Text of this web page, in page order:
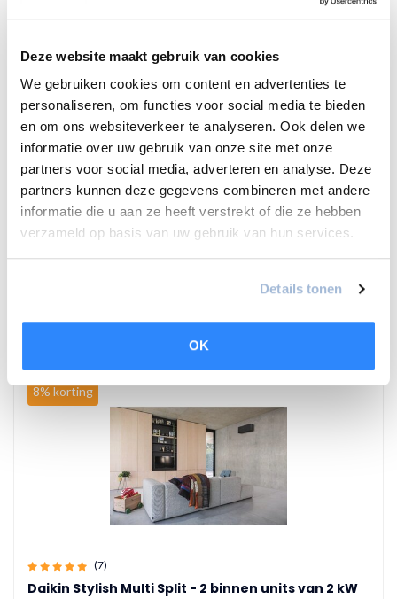
Deze website maakt gebruik van cookies
We gebruiken cookies om content en advertenties te
personaliseren, om functies voor social media te bieden
en om ons websiteverkeer te analyseren. Ook delen we
informatie over uw gebruik van onze site met onze
partners voor social media, adverteren en analyse. Deze
partners kunnen deze gegevens combineren met andere
informatie die u aan ze heeft verstrekt of die ze hebben
verzameld op basis van uw gebruik van hun services.
Details tonen
OK
Daikin Perfera met 3 binnen units
3,5 kW, 2,0 kW & 1,5 kW
Energielabel A+++
Fluisterstil
€6.999,00 €6.175,00
8% korting
(7)
Daikin Stylish Multi Split - 2 binnen units van 2 kW